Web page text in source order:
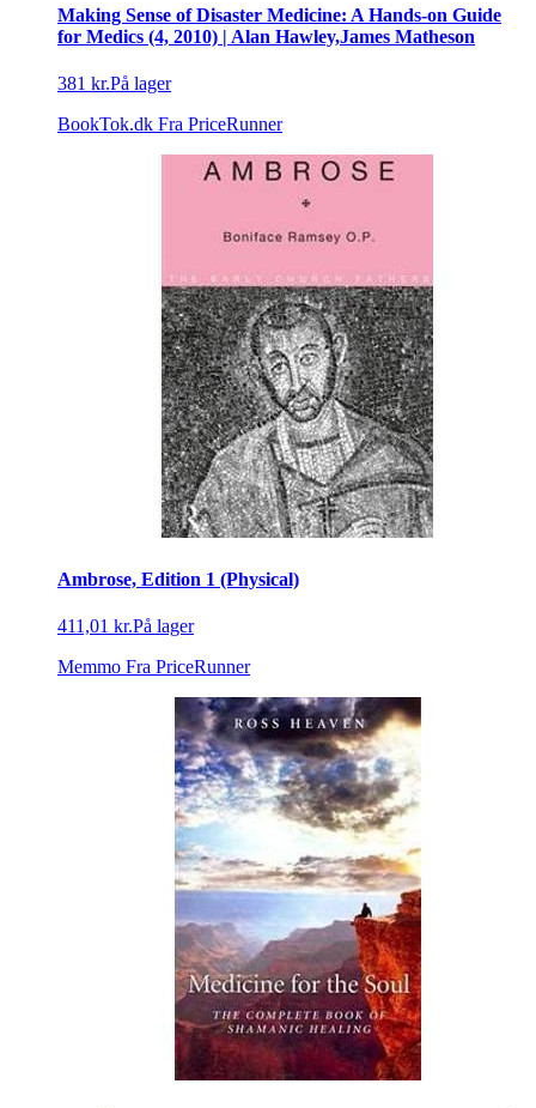
Making Sense of Disaster Medicine: A Hands-on Guide
for Medics (4, 2010) | Alan Hawley,James Matheson
381 kr.På lager
BookTok.dk Fra PriceRunner
Ambrose, Edition 1 (Physical)
411,01 kr.På lager
Memmo Fra PriceRunner